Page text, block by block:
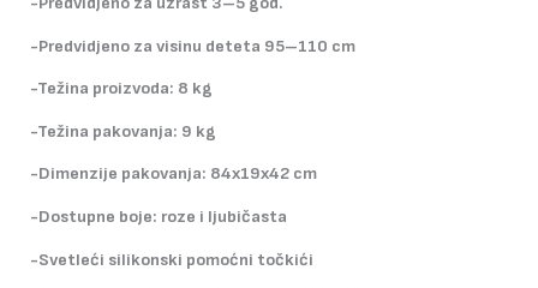
-Predvidjeno za visinu deteta 95–110 cm
-Težina proizvoda: 8 kg
-Težina pakovanja: 9 kg
-Dimenzije pakovanja: 84x19x42 cm
-Dostupne boje: roze i ljubičasta
-Svetleći silikonski pomoćni točkići